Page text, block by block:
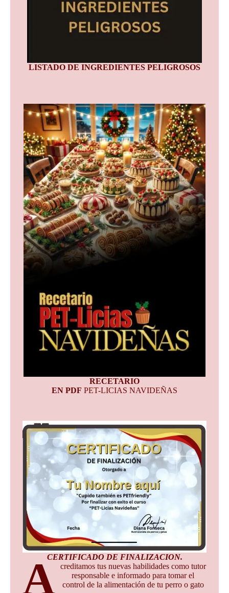
LISTADO DE INGREDIENTES PELIGROSOS
RECETARIO
EN PDF PET-LICIAS NAVIDEÑAS
CERTIFICADO DE FINALIZACION.
a creditamos tus nuevas habilidades como tutor
responsable e informado para tomar el
control de la alimentación de tu perro o gato